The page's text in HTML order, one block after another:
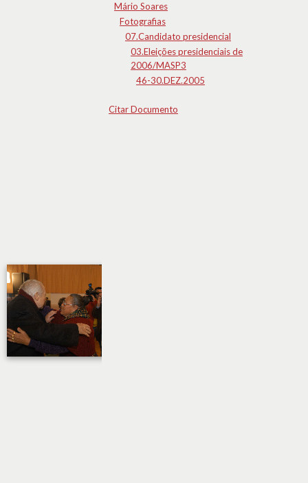
Mário Soares
Fotografias
07.Candidato presidencial
03.Eleições presidenciais de
2006/MASP3
46-30.DEZ.2005
Citar Documento